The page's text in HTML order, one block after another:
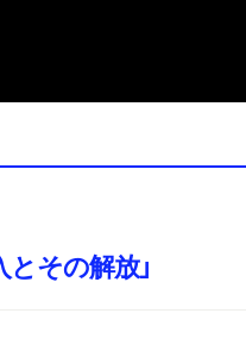
その解放」